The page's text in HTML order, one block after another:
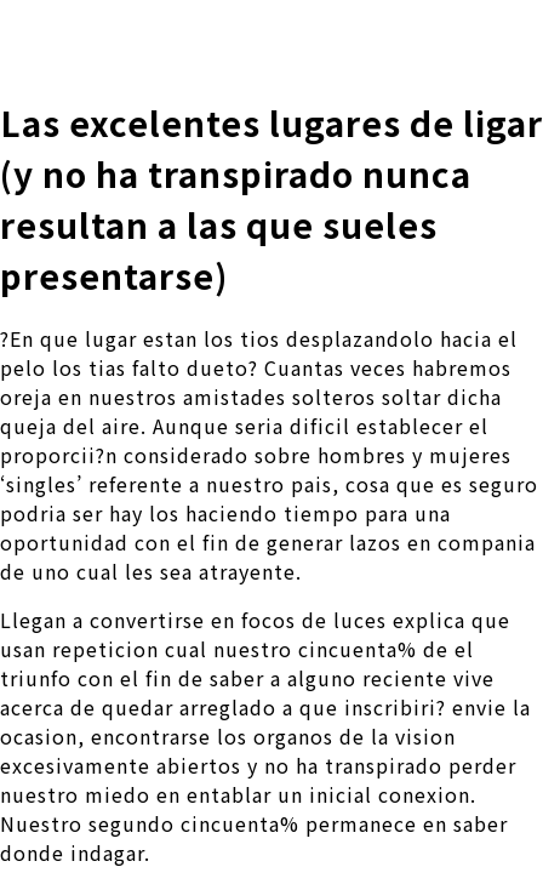
Las excelentes lugares de ligar
(y no ha transpirado nunca
resultan a las que sueles
presentarse)
?En que lugar estan los tios desplazandolo hacia el
pelo los tias falto dueto? Cuantas veces habremos
oreja en nuestros amistades solteros soltar dicha
queja del aire. Aunque seri­a dificil establecer el
proporcii?n considerado sobre hombres y mujeres
‘singles’ referente a nuestro pais, cosa que es seguro
podri­a ser hay los haciendo tiempo para una
oportunidad con el fin de generar lazos en compania
de uno cual les sea atrayente.
Llegan a convertirse en focos de luces explica que
usan repeticion cual nuestro cincuenta% de el
triunfo con el fin de saber a alguno reciente vive
acerca de quedar arreglado a que inscribiri? envie la
ocasion, encontrarse los organos de la vision
excesivamente abiertos y no ha transpirado perder
nuestro miedo en entablar un inicial conexion.
Nuestro segundo cincuenta% permanece en saber
donde indagar.